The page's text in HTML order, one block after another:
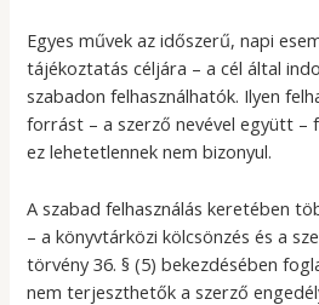
Egyes művek az időszerű, napi
tájékoztatás céljára – a cél által
szabadon felhasználhatók. Ilyen
forrást – a szerző nevével együtt –
ez lehetetlennek nem bizonyul.
A szabad felhasználás keretében
– a könyvtárközi kölcsönzés és a
törvény 36. § (5) bekezdésében
nem terjeszthetők a szerző